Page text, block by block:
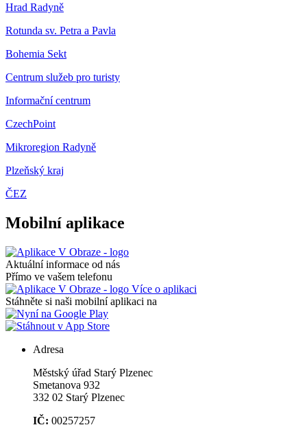
Hrad Radyně
Rotunda sv. Petra a Pavla
Bohemia Sekt
Centrum služeb pro turisty
Informační centrum
CzechPoint
Mikroregion Radyně
Plzeňský kraj
ČEZ
Mobilní aplikace
Aktuální informace od nás
Přímo ve vašem telefonu
Více o aplikaci
Stáhněte si naši mobilní aplikaci na
Adresa
Městský úřad Starý Plzenec
Smetanova 932
332 02 Starý Plzenec
IČ: 00257257